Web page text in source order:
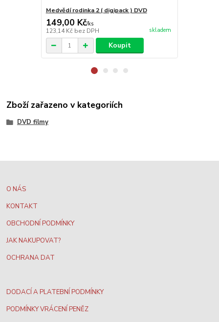
Medvědí rodinka 2 ( digipack ) DVD
149,00 Kč/ks
123,14 Kč bez DPH skladem
Koupit
Zboží zařazeno v kategoriích
DVD filmy
O NÁS
KONTAKT
OBCHODNÍ PODMÍNKY
JAK NAKUPOVAT?
OCHRANA DAT
DODACÍ A PLATEBNÍ PODMÍNKY
PODMÍNKY VRÁCENÍ PENĚZ